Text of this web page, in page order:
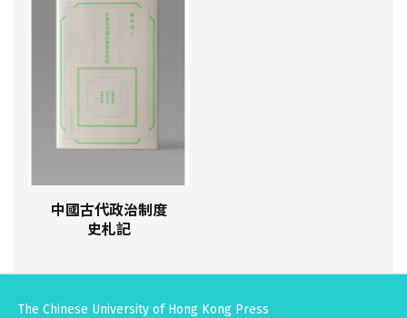
中國古代政治制度
史札記
The Chinese University of Hong Kong Press